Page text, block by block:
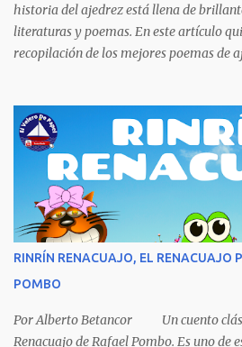
comprarse un vestido y...
historia del ajedrez está llena de
literaturas y poemas. En este artículo
recopilación de los mejores poemas de
Borges es uno de los grandes
universal trasciende más allá del
fue negado por razones políticas, pero
y sabiendo que sus posturas
obtenerlo, prefirió sus principios que el
RINRÍN RENACUAJO, EL RENACUAJO
POMBO
Por Alberto Betancor Un cuento
Renacuajo de Rafael Pombo. Es uno de